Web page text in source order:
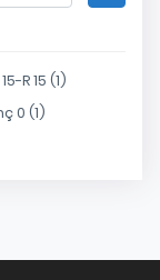
R 15 (1)
0 (1)